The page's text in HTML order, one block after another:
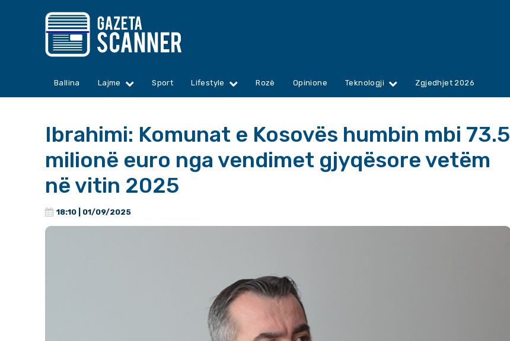
Ballina Lajme Sport Lifestyle Rozë Opinione Teknologji Zgjedhjet 2026
Ibrahimi: Komunat e Kosovës humbin mbi 73.5
milionë euro nga vendimet gjyqësore vetëm
në vitin 2025
18:10 | 01/09/2025